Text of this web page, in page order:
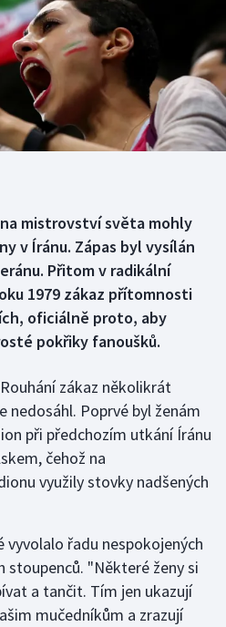
mistrovství světa mohly
v Íránu. Zápas byl vysílán
Přitom v radikální
1979 zákaz přítomnosti
oficiálně proto, aby
pokřiky fanoušků.
zákaz několikrát
nedosáhl. Poprvé byl ženám
při předchozím utkání Íránu
čehož na
využily stovky nadšených
vyvolalo řadu nespokojených
stoupenců. "Některé ženy si
a tančit. Tím jen ukazují
mučedníkům a zrazují